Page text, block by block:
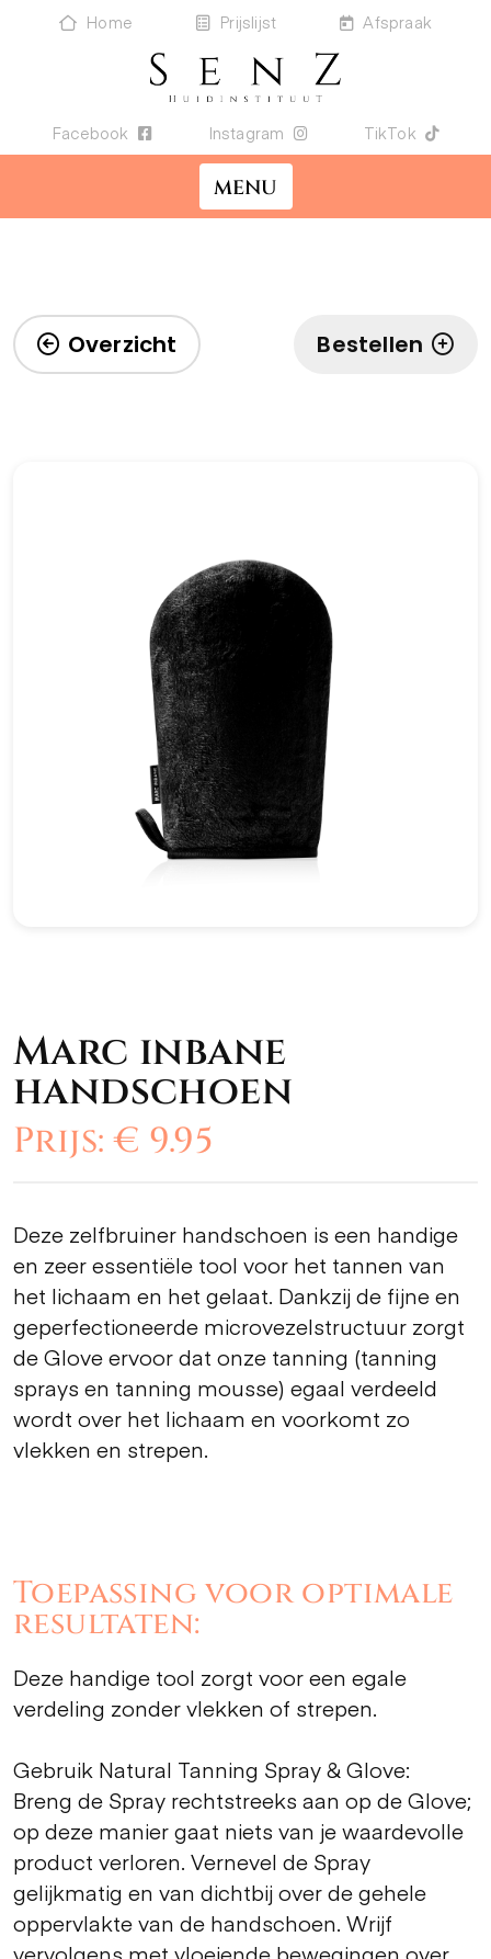
Home Prijslijst Afspraak
Facebook Instagram TikTok
MENU
Overzicht Bestellen
Marc inbane
handschoen
Prijs: € 9.95
Deze zelfbruiner handschoen is een handige
en zeer essentiële tool voor het tannen van
het lichaam en het gelaat. Dankzij de fijne en
geperfectioneerde microvezelstructuur zorgt
de Glove ervoor dat onze tanning (tanning
sprays en tanning mousse) egaal verdeeld
wordt over het lichaam en voorkomt zo
vlekken en strepen.
Toepassing voor optimale
resultaten:
Deze handige tool zorgt voor een egale
verdeling zonder vlekken of strepen.
Gebruik Natural Tanning Spray & Glove:
Breng de Spray rechtstreeks aan op de Glove;
op deze manier gaat niets van je waardevolle
product verloren. Vernevel de Spray
gelijkmatig en van dichtbij over de gehele
oppervlakte van de handschoen. Wrijf
vervolgens met vloeiende bewegingen over